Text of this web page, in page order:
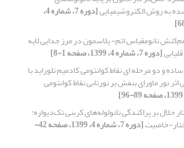
به روش الکتروشیمیایی [دوره 7، شماره 4،
نانومقیاس اتم- پلاسمون در مرز جدایی لایه
[دوره 7، شماره 4، 1399، صفحه 1-8]
و دو مرحله ای نقاط کوانتومی کادمیم تلوراید با
اثر نور ماورای بنفش بر نورتابی نقاط کوانتومی
حلال بر پراکندگی نانولوله‌های کربنی تک‌دیواره:
خاصیت [دوره 7، شماره 4، 1399، صفحه 42-